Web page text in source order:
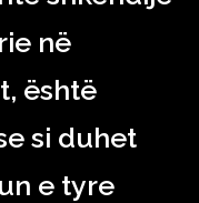
në
është
si duhet
e tyre